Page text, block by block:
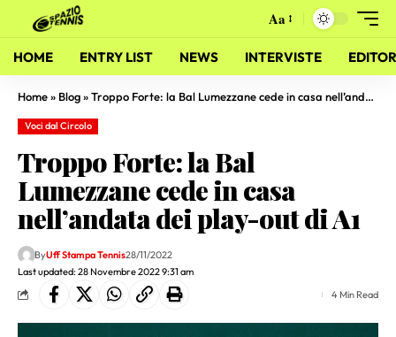
Aa
HOME ENTRY LIST NEWS INTERVISTE
Home» Blog»Troppo Forte: la Bal Lumezzane cede in casa nell’andata dei play-out di A1
Voci dal Circolo
Troppo Forte: la Bal
Lumezzane cede in casa
nell’andata dei play-out di A1
Last updated: 28 Novembre 2022 9:31 am
ByUff Stampa Tennis28/11/2022
4 Min Read